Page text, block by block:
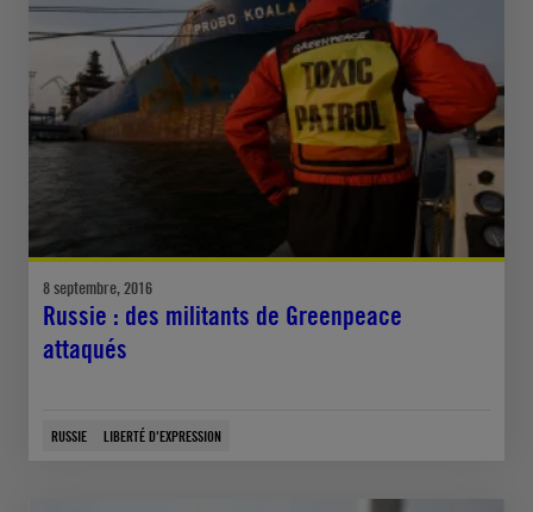
8 septembre, 2016
Russie : des militants de Greenpeace
attaqués
RUSSIE LIBERTÉ D'EXPRESSION